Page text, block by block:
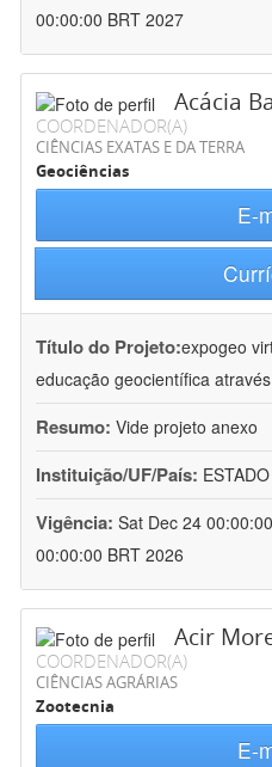
00:00:00 BRT 2027
Acácia
COORDENADOR(A)
CIÊNCIAS EXATAS E DA TERRA
Geociências
E-
Título do Projeto:expogeo
educação geocientífica
Resumo: Vide projeto anexo
Instituição/UF/País:
Vigência: Sat Dec 24
00:00:00 BRT 2026
Acir
COORDENADOR(A)
CIÊNCIAS AGRÁRIAS
Zootecnia
E-